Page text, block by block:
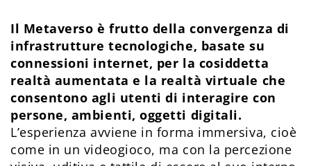
Il Metaverso è frutto della convergenza di
infrastrutture tecnologiche, basate su
connessioni internet, per la cosiddetta
realtà aumentata e la realtà virtuale che
consentono agli utenti di interagire con
persone, ambienti, oggetti digitali.
L’esperienza avviene in forma immersiva, cioè
come in un videogioco, ma con la percezione